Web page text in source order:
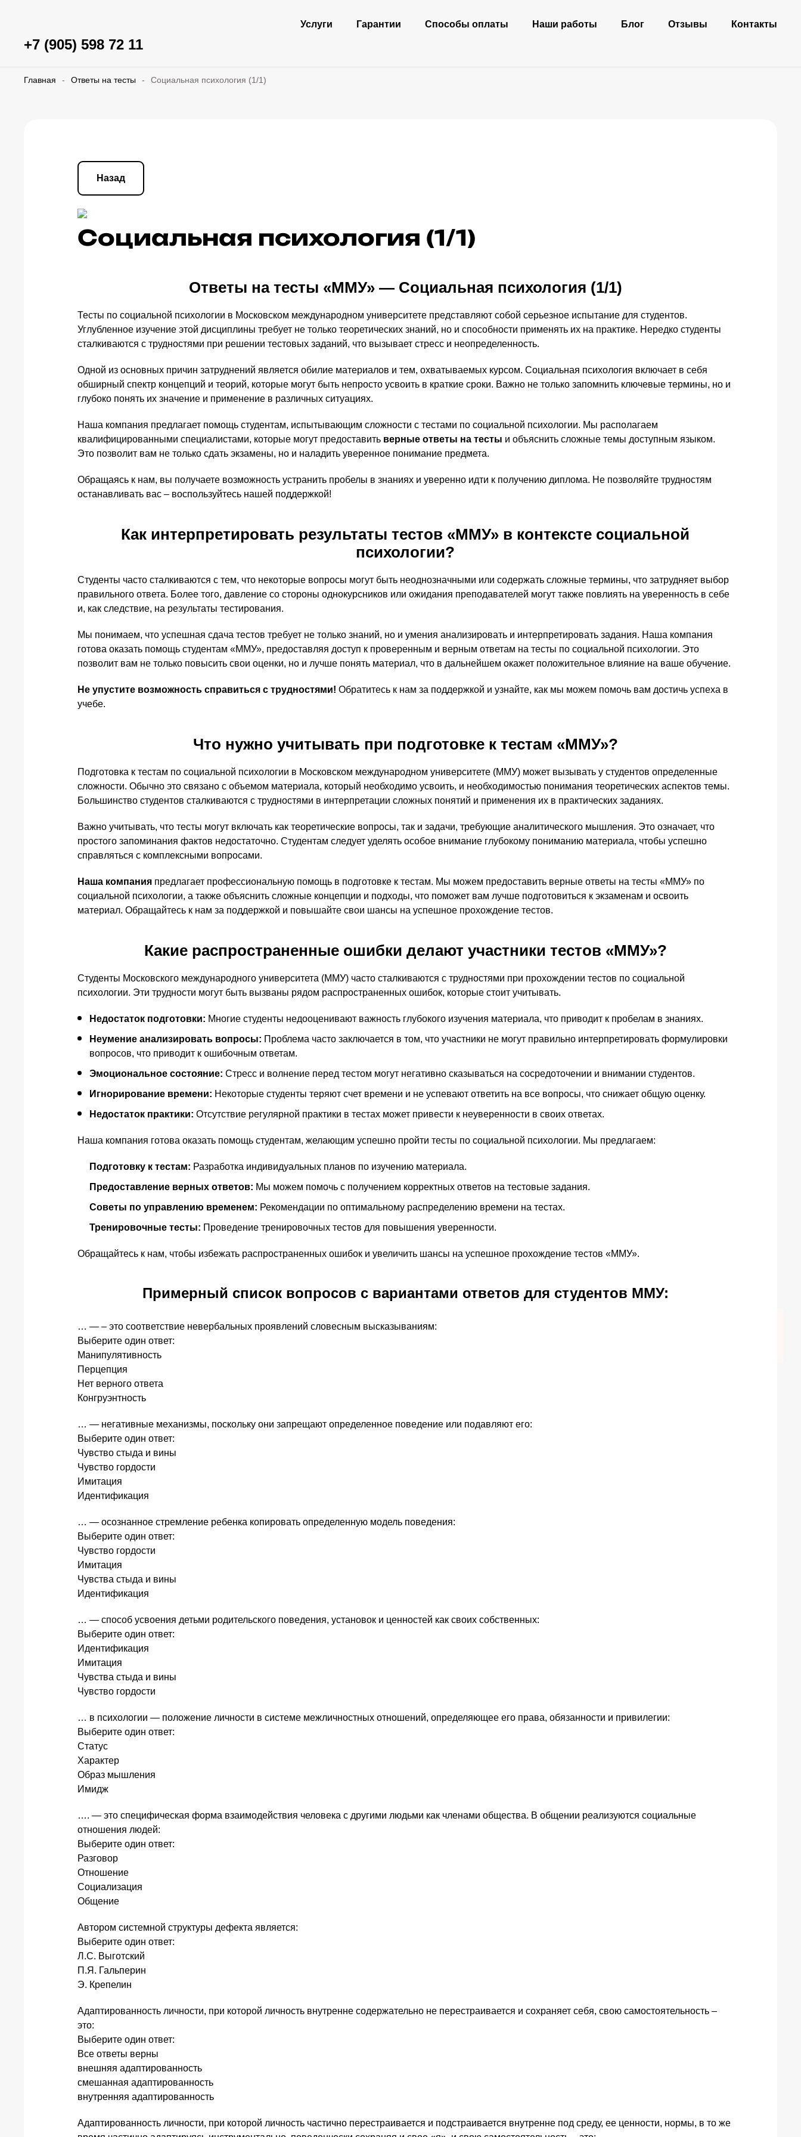
Услуги Гарантии Способы оплаты Наши работы Блог Отзывы Контакты
+7 (905) 598 72 11
Главная - Ответы на тесты - Социальная психология (1/1)
Назад
Социальная психология (1/1)
Ответы на тесты «ММУ» — Социальная психология (1/1)
Тесты по социальной психологии в Московском международном университете представляют собой серьезное испытание для студентов.
Углубленное изучение этой дисциплины требует не только теоретических знаний, но и способности применять их на практике. Нередко студенты
сталкиваются с трудностями при решении тестовых заданий, что вызывает стресс и неопределенность.
Одной из основных причин затруднений является обилие материалов и тем, охватываемых курсом. Социальная психология включает в себя
обширный спектр концепций и теорий, которые могут быть непросто усвоить в краткие сроки. Важно не только запомнить ключевые термины, но и
глубоко понять их значение и применение в различных ситуациях.
Наша компания предлагает помощь студентам, испытывающим сложности с тестами по социальной психологии. Мы располагаем
квалифицированными специалистами, которые могут предоставить верные ответы на тесты и объяснить сложные темы доступным языком.
Это позволит вам не только сдать экзамены, но и наладить уверенное понимание предмета.
Обращаясь к нам, вы получаете возможность устранить пробелы в знаниях и уверенно идти к получению диплома. Не позволяйте трудностям
останавливать вас – воспользуйтесь нашей поддержкой!
Как интерпретировать результаты тестов «ММУ» в контексте социальной
психологии?
Студенты часто сталкиваются с тем, что некоторые вопросы могут быть неоднозначными или содержать сложные термины, что затрудняет выбор
правильного ответа. Более того, давление со стороны однокурсников или ожидания преподавателей могут также повлиять на уверенность в себе
и, как следствие, на результаты тестирования.
Мы понимаем, что успешная сдача тестов требует не только знаний, но и умения анализировать и интерпретировать задания. Наша компания
готова оказать помощь студентам «ММУ», предоставляя доступ к проверенным и верным ответам на тесты по социальной психологии. Это
позволит вам не только повысить свои оценки, но и лучше понять материал, что в дальнейшем окажет положительное влияние на ваше обучение.
Не упустите возможность справиться с трудностями! Обратитесь к нам за поддержкой и узнайте, как мы можем помочь вам достичь успеха в
учебе.
Что нужно учитывать при подготовке к тестам «ММУ»?
Подготовка к тестам по социальной психологии в Московском международном университете (ММУ) может вызывать у студентов определенные
сложности. Обычно это связано с объемом материала, который необходимо усвоить, и необходимостью понимания теоретических аспектов темы.
Большинство студентов сталкиваются с трудностями в интерпретации сложных понятий и применения их в практических заданиях.
Важно учитывать, что тесты могут включать как теоретические вопросы, так и задачи, требующие аналитического мышления. Это означает, что
простого запоминания фактов недостаточно. Студентам следует уделять особое внимание глубокому пониманию материала, чтобы успешно
справляться с комплексными вопросами.
Наша компания предлагает профессиональную помощь в подготовке к тестам. Мы можем предоставить верные ответы на тесты «ММУ» по
социальной психологии, а также объяснить сложные концепции и подходы, что поможет вам лучше подготовиться к экзаменам и освоить
материал. Обращайтесь к нам за поддержкой и повышайте свои шансы на успешное прохождение тестов.
Какие распространенные ошибки делают участники тестов «ММУ»?
Студенты Московского международного университета (ММУ) часто сталкиваются с трудностями при прохождении тестов по социальной
психологии. Эти трудности могут быть вызваны рядом распространенных ошибок, которые стоит учитывать.
Недостаток подготовки: Многие студенты недооценивают важность глубокого изучения материала, что приводит к пробелам в знаниях.
Неумение анализировать вопросы: Проблема часто заключается в том, что участники не могут правильно интерпретировать формулировки
вопросов, что приводит к ошибочным ответам.
Эмоциональное состояние: Стресс и волнение перед тестом могут негативно сказываться на сосредоточении и внимании студентов.
Игнорирование времени: Некоторые студенты теряют счет времени и не успевают ответить на все вопросы, что снижает общую оценку.
Недостаток практики: Отсутствие регулярной практики в тестах может привести к неуверенности в своих ответах.
Наша компания готова оказать помощь студентам, желающим успешно пройти тесты по социальной психологии. Мы предлагаем:
Подготовку к тестам: Разработка индивидуальных планов по изучению материала.
Предоставление верных ответов: Мы можем помочь с получением корректных ответов на тестовые задания.
Советы по управлению временем: Рекомендации по оптимальному распределению времени на тестах.
Тренировочные тесты: Проведение тренировочных тестов для повышения уверенности.
Обращайтесь к нам, чтобы избежать распространенных ошибок и увеличить шансы на успешное прохождение тестов «ММУ».
Примерный список вопросов с вариантами ответов для студентов ММУ:
… — – это соответствие невербальных проявлений словесным высказываниям:
Выберите один ответ:
Манипулятивность
Перцепция
Нет верного ответа
Конгруэнтность
… — негативные механизмы, поскольку они запрещают определенное поведение или подавляют его:
Выберите один ответ:
Чувство стыда и вины
Чувство гордости
Имитация
Идентификация
… — осознанное стремление ребенка копировать определенную модель поведения:
Выберите один ответ:
Чувство гордости
Имитация
Чувства стыда и вины
Идентификация
… — способ усвоения детьми родительского поведения, установок и ценностей как своих собственных:
Выберите один ответ:
Идентификация
Имитация
Чувства стыда и вины
Чувство гордости
… в психологии — положение личности в системе межличностных отношений, определяющее его права, обязанности и привилегии:
Выберите один ответ:
Статус
Характер
Образ мышления
Имидж
…. — это специфическая форма взаимодействия человека с другими людьми как членами общества. В общении реализуются социальные
отношения людей:
Выберите один ответ:
Разговор
Отношение
Социализация
Общение
Автором системной структуры дефекта является:
Выберите один ответ:
Л.С. Выготский
П.Я. Гальперин
Э. Крепелин
Адаптированность личности, при которой личность внутренне содержательно не перестраивается и сохраняет себя, свою самостоятельность –
это:
Выберите один ответ:
Все ответы верны
внешняя адаптированность
смешанная адаптированность
внутренняя адаптированность
Адаптированность личности, при которой личность частично перестраивается и подстраивается внутренне под среду, ее ценности, нормы, в то же